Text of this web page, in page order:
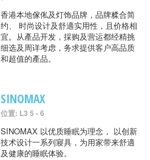
香港本地傢俬及灯饰品牌，品牌糅合简
约、 时尚设计及舒適实用性，且价格相
宜。从產品开发，採购及营运都经精挑
细选及周详考虑，务求提供客户高品质
和超值的產品。
SINOMAX
位置: L3 5 - 6
SINOMAX 以优质睡眠为理念， 以创新
技术设计一系列寢具，为用家带来舒適
及健康的睡眠体验。